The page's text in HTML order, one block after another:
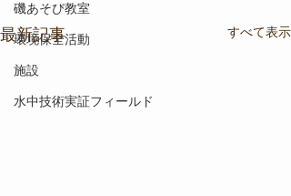
磯あそび教室
環境保全活動
施設
水中技術実証フィールド
最新記事 すべて表示